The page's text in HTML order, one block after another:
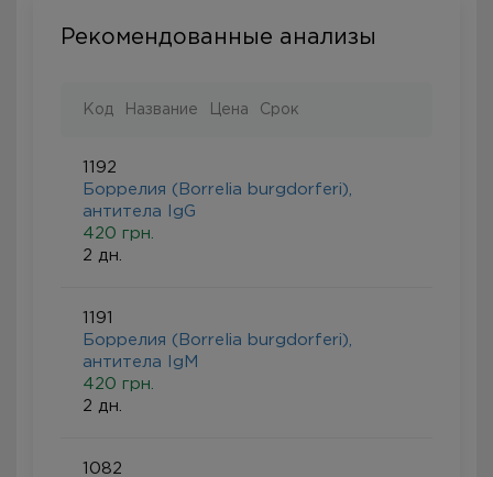
Рекомендованные анализы
Код Название Цена Срок
1192
Боррелия (Borrelia burgdorferi),
антитела IgG
420 грн.
2 дн.
1191
Боррелия (Borrelia burgdorferi),
антитела IgM
420 грн.
2 дн.
1082